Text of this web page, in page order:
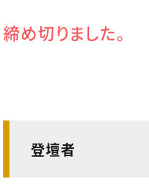
締め切りました。
登壇者